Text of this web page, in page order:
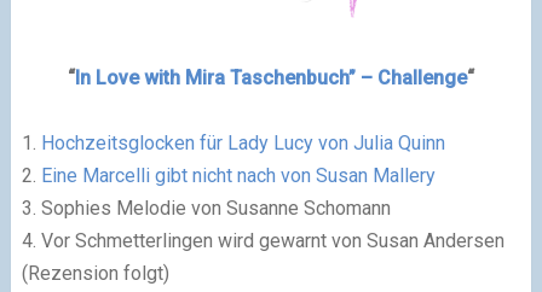
“In Love with Mira Taschenbuch” – Challenge“
1. Hochzeitsglocken für Lady Lucy von Julia Quinn
2. Eine Marcelli gibt nicht nach von Susan Mallery
3. Sophies Melodie von Susanne Schomann
4. Vor Schmetterlingen wird gewarnt von Susan Andersen
(Rezension folgt)